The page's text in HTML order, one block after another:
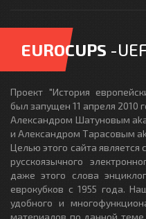
EUROCUPS -
Проект "История
был запущен 11 апреля 2010
Александром Шатуновым
и Александром Тарасовым
Целью этого сайта является
русскоязычного
даже этого слова
еврокубков с 1955 года.
удобного и
материалов по данной